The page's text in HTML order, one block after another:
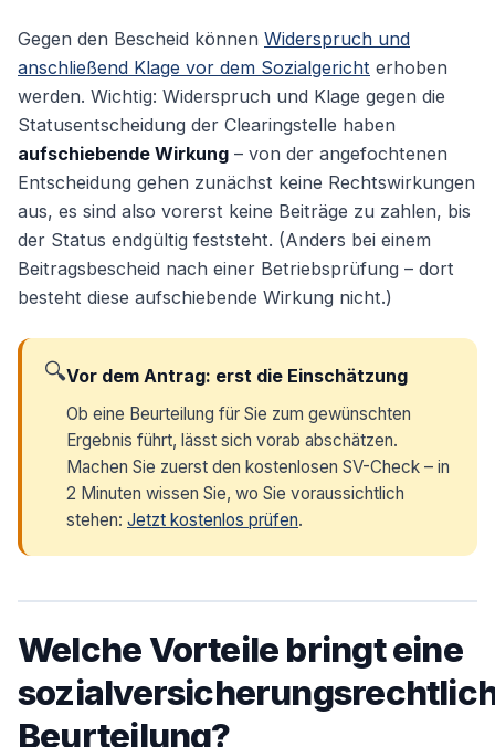
Gegen den Bescheid können Widerspruch und
anschließend Klage vor dem Sozialgericht erhoben
werden. Wichtig: Widerspruch und Klage gegen die
Statusentscheidung der Clearingstelle haben
aufschiebende Wirkung – von der angefochtenen
Entscheidung gehen zunächst keine Rechtswirkungen
aus, es sind also vorerst keine Beiträge zu zahlen, bis
der Status endgültig feststeht. (Anders bei einem
Beitragsbescheid nach einer Betriebsprüfung – dort
besteht diese aufschiebende Wirkung nicht.)
🔍Vor dem Antrag: erst die Einschätzung
Ob eine Beurteilung für Sie zum gewünschten
Ergebnis führt, lässt sich vorab abschätzen.
Machen Sie zuerst den kostenlosen SV-Check – in
2 Minuten wissen Sie, wo Sie voraussichtlich
stehen: Jetzt kostenlos prüfen.
Welche Vorteile bringt eine
Beurteilung?